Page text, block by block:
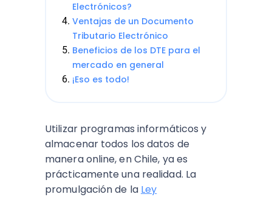
Electrónicos?
Ventajas de un Documento
Tributario Electrónico
Beneficios de los DTE para el
mercado en general
¡Eso es todo!
Utilizar programas informáticos y
almacenar todos los datos de
manera online, en Chile, ya es
prácticamente una realidad. La
promulgación de la Ley